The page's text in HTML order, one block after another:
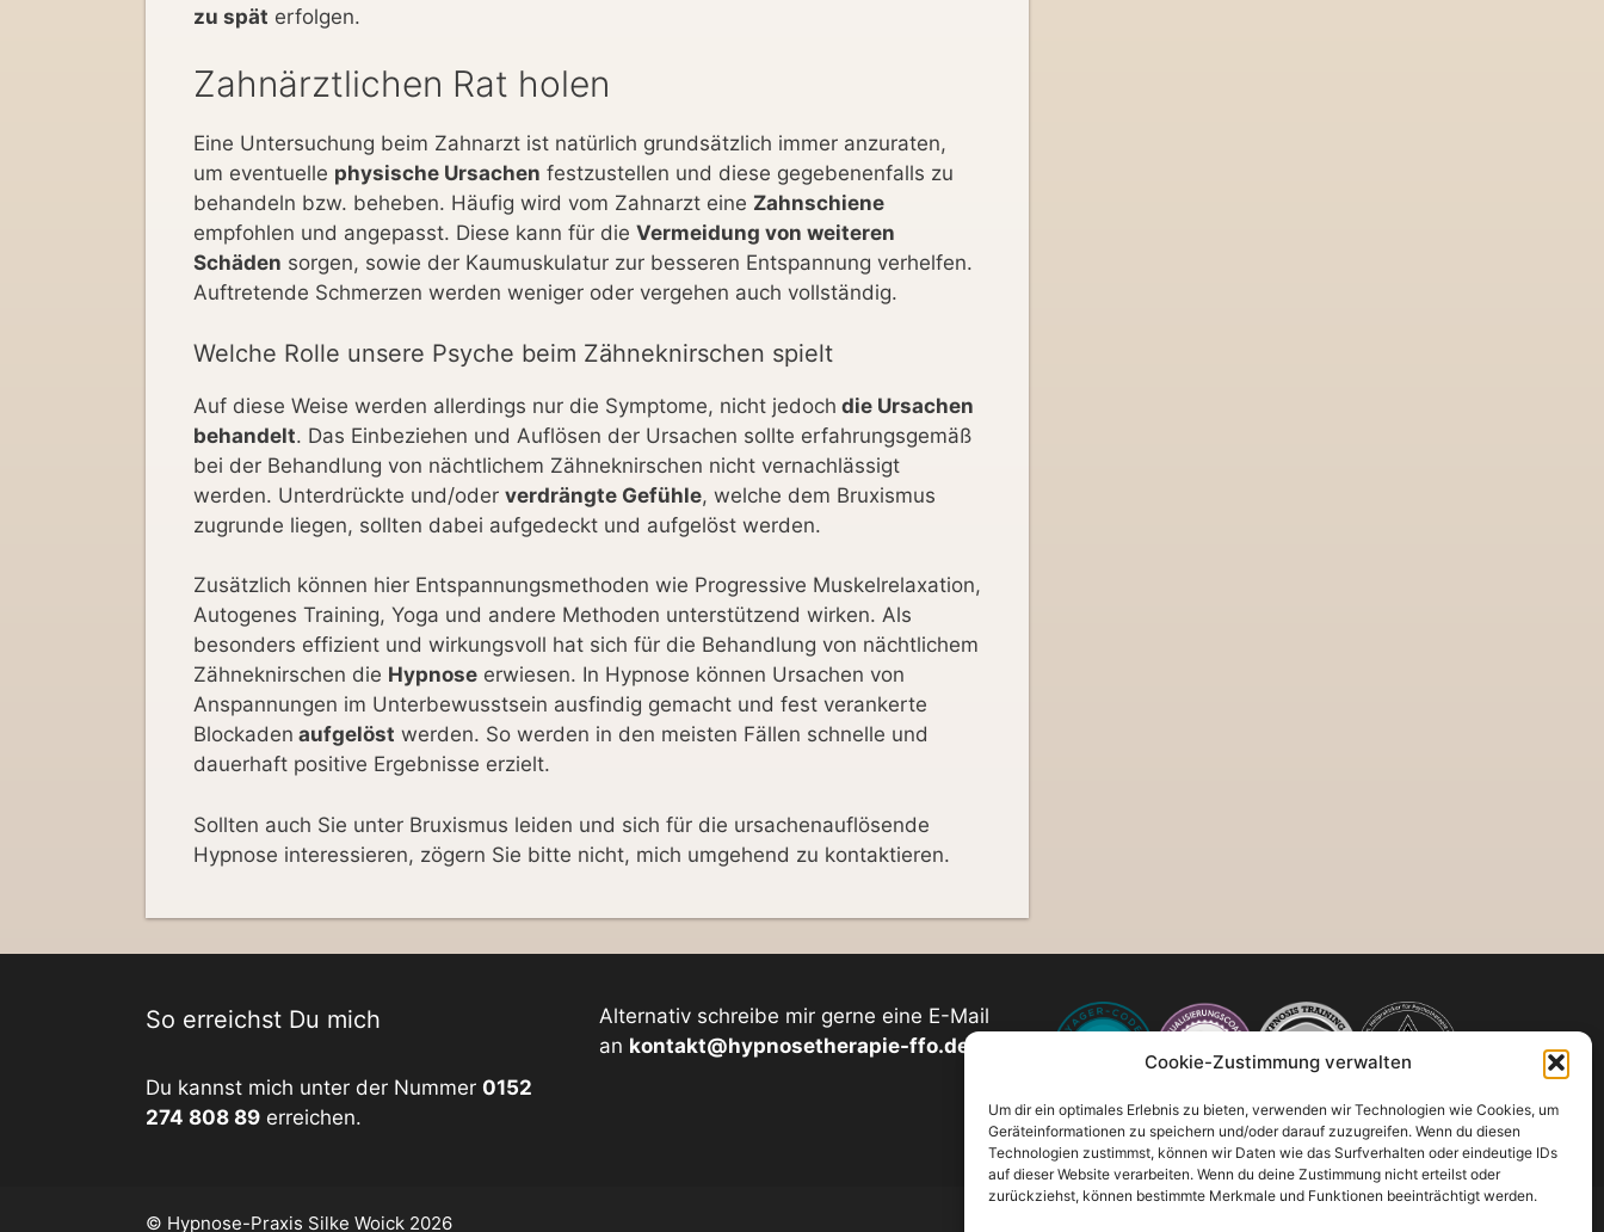
Cookie-Zustimmung verwalten
Um dir ein optimales Erlebnis zu bieten, verwenden wir Technologien wie Cookies, um
Geräteinformationen zu speichern und/oder darauf zuzugreifen. Wenn du diesen
Technologien zustimmst, können wir Daten wie das Surfverhalten oder eindeutige IDs
auf dieser Website verarbeiten. Wenn du deine Zustimmung nicht erteilst oder
zurückziehst, können bestimmte Merkmale und Funktionen beeinträchtigt werden.
zu spät erfolgen.
Zahnärztlichen Rat holen
Eine Untersuchung beim Zahnarzt ist natürlich grundsätzlich immer anzuraten,
um eventuelle physische Ursachen festzustellen und diese gegebenenfalls zu
behandeln bzw. beheben. Häufig wird vom Zahnarzt eine Zahnschiene
empfohlen und angepasst. Diese kann für die Vermeidung von weiteren
Schäden sorgen, sowie der Kaumuskulatur zur besseren Entspannung verhelfen.
Auftretende Schmerzen werden weniger oder vergehen auch vollständig.
Welche Rolle unsere Psyche beim Zähneknirschen spielt
Auf diese Weise werden allerdings nur die Symptome, nicht jedoch die Ursachen
behandelt. Das Einbeziehen und Auflösen der Ursachen sollte erfahrungsgemäß
bei der Behandlung von nächtlichem Zähneknirschen nicht vernachlässigt
werden. Unterdrückte und/oder verdrängte Gefühle, welche dem Bruxismus
zugrunde liegen, sollten dabei aufgedeckt und aufgelöst werden.
Zusätzlich können hier Entspannungsmethoden wie Progressive Muskelrelaxation,
Autogenes Training, Yoga und andere Methoden unterstützend wirken. Als
besonders effizient und wirkungsvoll hat sich für die Behandlung von nächtlichem
Zähneknirschen die Hypnose erwiesen. In Hypnose können Ursachen von
Anspannungen im Unterbewusstsein ausfindig gemacht und fest verankerte
Blockaden aufgelöst werden. So werden in den meisten Fällen schnelle und
dauerhaft positive Ergebnisse erzielt.
Sollten auch Sie unter Bruxismus leiden und sich für die ursachenauflösende
Hypnose interessieren, zögern Sie bitte nicht, mich umgehend zu kontaktieren.
So erreichst Du mich
Du kannst mich unter der Nummer 0152
274 808 89 erreichen.
Alternativ schreibe mir gerne eine E-Mail
an kontakt@hypnosetherapie-ffo.de
© Hypnose-Praxis Silke Woick 2026